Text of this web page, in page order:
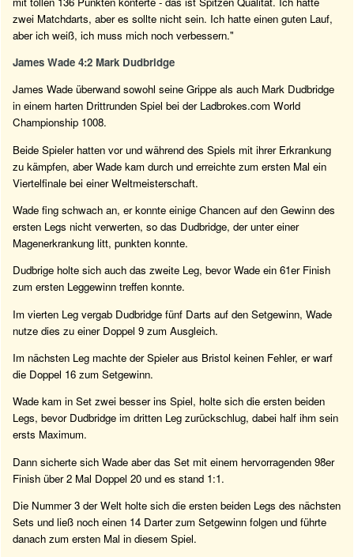
zwei Matchdarts, aber es sollte nicht sein. Ich hatte einen guten Lauf,
aber ich weiß, ich muss mich noch verbessern."
James Wade 4:2 Mark Dudbridge
James Wade überwand sowohl seine Grippe als auch Mark Dudbridge
in einem harten Drittrunden Spiel bei der Ladbrokes.com World
Championship 1008.
Beide Spieler hatten vor und während des Spiels mit ihrer Erkrankung
zu kämpfen, aber Wade kam durch und erreichte zum ersten Mal ein
Viertelfinale bei einer Weltmeisterschaft.
Wade fing schwach an, er konnte einige Chancen auf den Gewinn des
ersten Legs nicht verwerten, so das Dudbridge, der unter einer
Magenerkrankung litt, punkten konnte.
Dudbrige holte sich auch das zweite Leg, bevor Wade ein 61er Finish
zum ersten Leggewinn treffen konnte.
Im vierten Leg vergab Dudbridge fünf Darts auf den Setgewinn, Wade
nutze dies zu einer Doppel 9 zum Ausgleich.
Im nächsten Leg machte der Spieler aus Bristol keinen Fehler, er warf
die Doppel 16 zum Setgewinn.
Wade kam in Set zwei besser ins Spiel, holte sich die ersten beiden
Legs, bevor Dudbridge im dritten Leg zurückschlug, dabei half ihm sein
ersts Maximum.
Dann sicherte sich Wade aber das Set mit einem hervorragenden 98er
Finish über 2 Mal Doppel 20 und es stand 1:1.
Die Nummer 3 der Welt holte sich die ersten beiden Legs des nächsten
Sets und ließ noch einen 14 Darter zum Setgewinn folgen und führte
danach zum ersten Mal in diesem Spiel.